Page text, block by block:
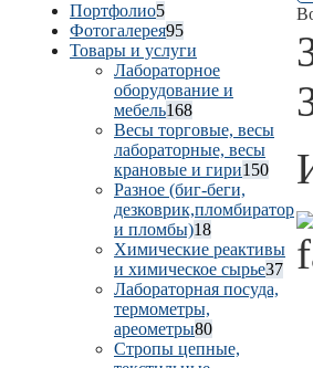
Портфолио5
Фотогалерея95
Товары и услуги
Лабораторное
оборудование и
мебель168
Весы торговые, весы
лабораторные, весы
крановые и гири150
Разное (биг-беги,
дезковрик,пломбиратор
и пломбы)18
Химические реактивы
и химическое сырье37
Лабораторная посуда,
термометры,
ареометры80
Стропы цепные,